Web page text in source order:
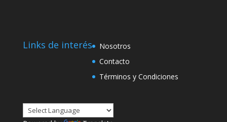
Links de interés
Nosotros
Contacto
Términos y Condiciones